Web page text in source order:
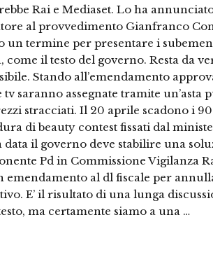
Rai e Mediaset. Lo ha
al provvedimento Gianfranco
un termine per presentare i
il testo del governo. Resta da
Stando all’emendamento
saranno assegnate tramite un’asta
stracciati. Il 20 aprile scadono i
di beauty contest fissati dal
il governo deve stabilire una
Pd in Commissione Vigilanza
emendamento al dl fiscale per
E’ il risultato di una lunga
ma certamente siamo a una …